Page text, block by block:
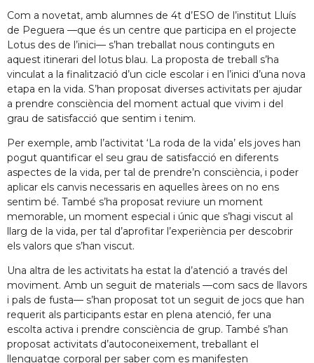
Com a novetat, amb alumnes de 4t d’ESO de l’institut Lluís
de Peguera —que és un centre que participa en el projecte
Lotus des de l’inici— s’han treballat nous continguts en
aquest itinerari del lotus blau. La proposta de treball s’ha
vinculat a la finalització d’un cicle escolar i en l’inici d’una nova
etapa en la vida. S’han proposat diverses activitats per ajudar
a prendre consciència del moment actual que vivim i del
grau de satisfacció que sentim i tenim.
Per exemple, amb l’activitat ‘La roda de la vida’ els joves han
pogut quantificar el seu grau de satisfacció en diferents
aspectes de la vida, per tal de prendre’n consciència, i poder
aplicar els canvis necessaris en aquelles àrees on no ens
sentim bé. També s’ha proposat reviure un moment
memorable, un moment especial i únic que s’hagi viscut al
llarg de la vida, per tal d’aprofitar l’experiència per descobrir
els valors que s’han viscut.
Una altra de les activitats ha estat la d’atenció a través del
moviment. Amb un seguit de materials —com sacs de llavors
i pals de fusta— s’han proposat tot un seguit de jocs que han
requerit als participants estar en plena atenció, fer una
escolta activa i prendre consciència de grup. També s’han
proposat activitats d’autoconeixement, treballant el
llenguatge corporal per saber com es manifesten